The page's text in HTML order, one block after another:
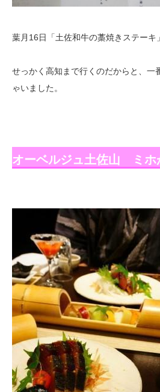
葉月16日「土佐和牛の藁焼きステーキ
せっかく高知まで行くのだからと、一
ゃいました。
オーベルジュ土佐山 ミホ